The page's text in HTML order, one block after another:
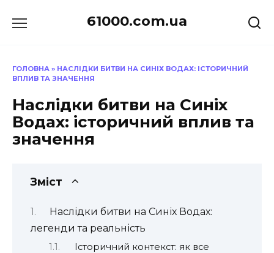
до
61000.com.ua
ГОЛОВНА » НАСЛІДКИ БИТВИ НА СИНІХ ВОДАХ: ІСТОРИЧНИЙ
ВПЛИВ ТА ЗНАЧЕННЯ
Наслідки битви на Синіх
Водах: історичний вплив та
значення
Зміст
Наслідки битви на Синіх Водах:
легенди та реальність
Історичний контекст: як все